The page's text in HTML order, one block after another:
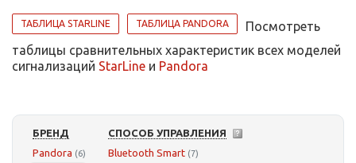
ТАБЛИЦА STARLINE ТАБЛИЦА PANDORA
Посмотреть
таблицы сравнительных характеристик всех моделей
сигнализаций StarLine и Pandora
БРЕНД
Pandora (6)
СПОСОБ УПРАВЛЕНИЯ
Bluetooth Smart (7)